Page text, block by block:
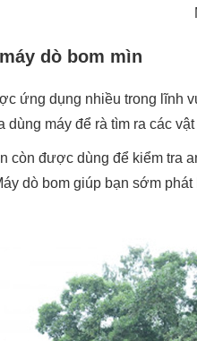
dò bom mìn
ứng dụng nhiều trong lĩnh
dùng máy để rà tìm ra các
còn được dùng để kiểm tra
dò bom giúp bạn sớm